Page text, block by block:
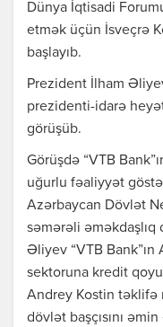
Dünya İqtisadi
etmək üçün İsveçrə
başlayıb.
Prezident İlham
prezidenti-idarə
görüşüb.
Görüşdə “VTB
uğurlu fəaliyyət
Azərbaycan Dövlət
səmərəli əməkdaşlıq
Əliyev “VTB Bank”ın
sektoruna kredit
Andrey Kostin təklifə
dövlət başçısını